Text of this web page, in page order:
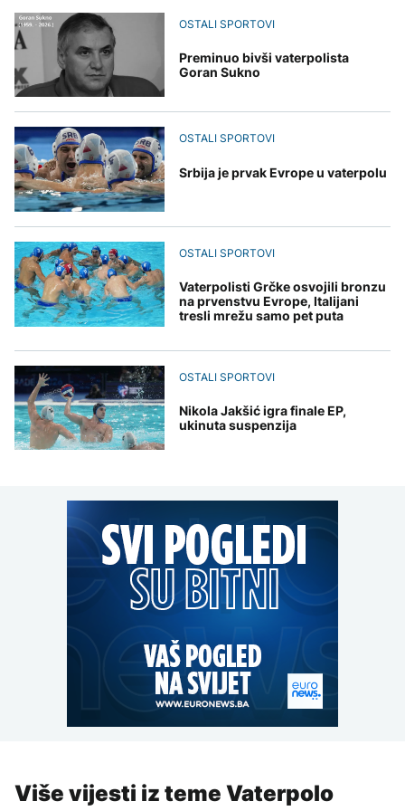
uputstva za skreniranje
prave centri za prihvat
migranata? Spajić:
godišnjicu atomskog
bombardovanja: Poziv
oružja
FOKUS
Žedni za novcem: Koje bi
uvesti od 2028. godine?
duhovi”
TEHNOLOGIJA
Dio rakete SpaceX
na Mjesec
Britanska kraljevska
kovnica iz elektronskog
OSTALI SPORTOVI
Preminuo bivši vaterpolista
Goran Sukno
OSTALI SPORTOVI
Srbija je prvak Evrope u vaterpolu
OSTALI SPORTOVI
Vaterpolisti Grčke osvojili bronzu
na prvenstvu Evrope, Italijani
tresli mrežu samo pet puta
OSTALI SPORTOVI
Nikola Jakšić igra finale EP,
ukinuta suspenzija
Više vijesti iz teme Vaterpolo